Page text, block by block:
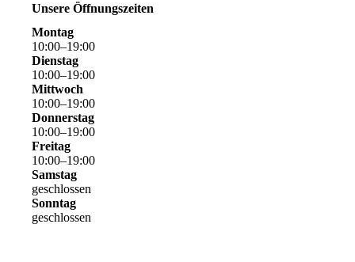
Unsere Öffnungszeiten
Montag
10:00–19:00
Dienstag
10:00–19:00
Mittwoch
10:00–19:00
Donnerstag
10:00–19:00
Freitag
10:00–19:00
Samstag
geschlossen
Sonntag
geschlossen